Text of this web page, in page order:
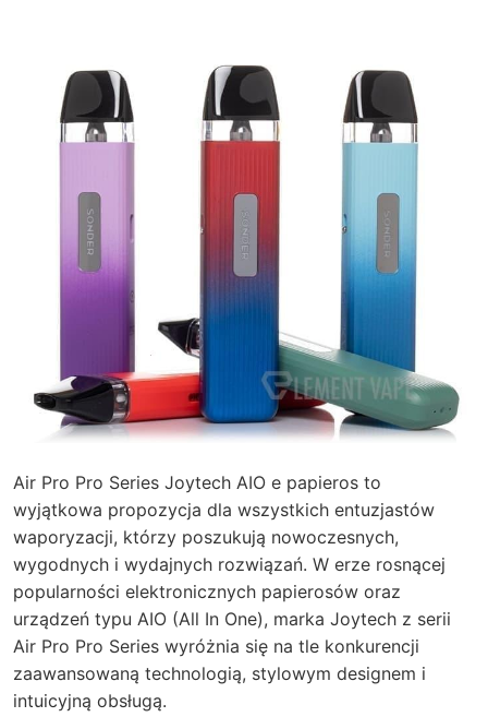
Air Pro Pro Series Joytech AIO e papieros to
wyjątkowa propozycja dla wszystkich entuzjastów
waporyzacji, którzy poszukują nowoczesnych,
wygodnych i wydajnych rozwiązań. W erze rosnącej
popularności elektronicznych papierosów oraz
urządzeń typu AIO (All In One), marka Joytech z serii
Air Pro Pro Series wyróżnia się na tle konkurencji
zaawansowaną technologią, stylowym designem i
intuicyjną obsługą.